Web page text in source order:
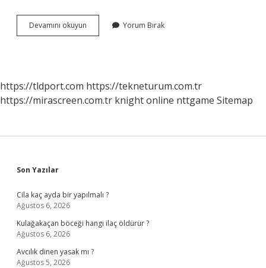
Devamını okuyun
Hastasının
Yorum Bırak
https://tldport.com https://tekneturum.com.tr
https://mirascreen.com.tr knight online nttgame Sitemap
Sidebar
Son Yazılar
Cila kaç ayda bir yapılmalı ?
Ağustos 6, 2026
Kulağakaçan böceği hangi ilaç öldürür ?
Ağustos 6, 2026
Avcılık dinen yasak mı ?
Ağustos 5, 2026